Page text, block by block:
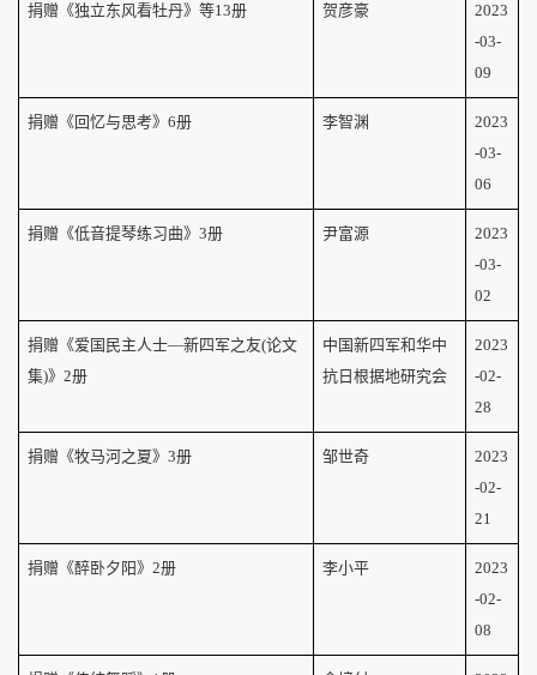
捐赠《独立东风看牡丹》等13册 贺彦豪
2023
-03-
09
捐赠《回忆与思考》6册 李智渊
2023
-03-
06
捐赠《低音提琴练习曲》3册 尹富源
2023
-03-
02
捐赠《爱国民主人士—新四军之友(论文
集)》2册
中国新四军和华中
抗日根据地研究会
2023
-02-
28
捐赠《牧马河之夏》3册 邹世奇
2023
-02-
21
捐赠《醉卧夕阳》2册 李小平
2023
-02-
08